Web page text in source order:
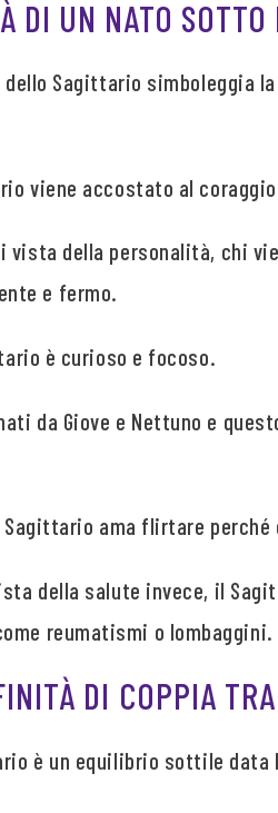
DI UN NATO
Sagittario simboleggia
viene accostato al
vista della personalità, chi
e fermo.
è curioso e focoso.
da Giove e Nettuno e
ama flirtare
della salute invece, il
reumatismi o lombaggini.
DI COPPIA
è un equilibrio sottile